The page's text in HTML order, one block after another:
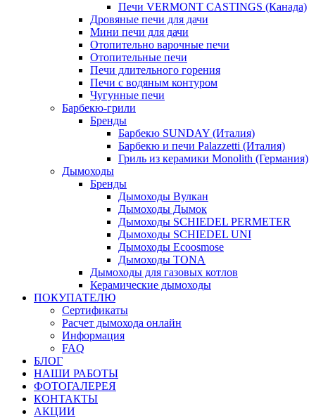
Печи VERMONT CASTINGS (Канада)
Дровяные печи для дачи
Мини печи для дачи
Отопительно варочные печи
Отопительные печи
Печи длительного горения
Печи с водяным контуром
Чугунные печи
Барбекю-грили
Бренды
Барбекю SUNDAY (Италия)
Барбекю и печи Palazzetti (Италия)
Гриль из керамики Monolith (Германия)
Дымоходы
Бренды
Дымоходы Вулкан
Дымоходы Дымок
Дымоходы SCHIEDEL PERMETER
Дымоходы SCHIEDEL UNI
Дымоходы Ecoosmose
Дымоходы TONA
Дымоходы для газовых котлов
Керамические дымоходы
ПОКУПАТЕЛЮ
Сертификаты
Расчет дымохода онлайн
Информация
FAQ
БЛОГ
НАШИ РАБОТЫ
ФОТОГАЛЕРЕЯ
КОНТАКТЫ
АКЦИИ